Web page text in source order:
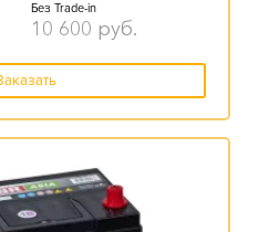
Без Trade-in
10 600 руб.